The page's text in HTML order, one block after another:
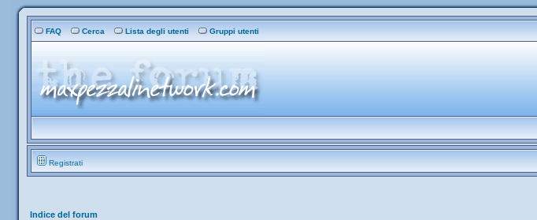
FAQ Cerca Lista degli utenti Gruppi utenti
Registrati
Indice del forum